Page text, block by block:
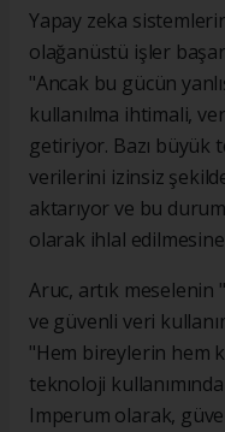
Yapay zeka
olağanüstü işler
"Ancak bu gücün
kullanılma ihtimali,
getiriyor. Bazı büyük
verilerini izinsiz
aktarıyor ve bu
olarak ihlal
Aruc, artık meselenin
ve güvenli veri
"Hem bireylerin hem
teknoloji
Imperum olarak,